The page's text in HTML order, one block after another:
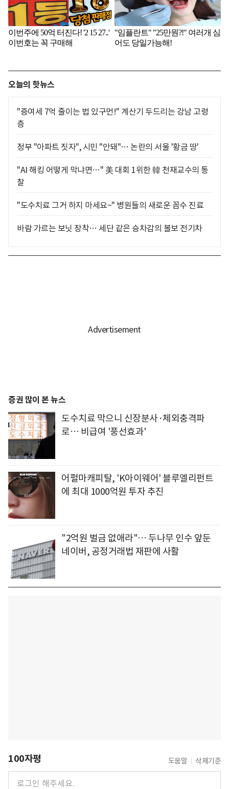
오늘의 핫뉴스
"증여세 7억 줄이는 법 있구먼!" 계산기 두드리는 강남 고령
층
정부 "아파트 짓자", 시민 "안돼"… 논란의 서울 '황금 땅'
"AI 해킹 어떻게 막냐면…" 美 대회 1위한 韓 천재교수의 통
찰
"도수치료 그거 하지 마세요~" 병원들의 새로운 꼼수 진료
바람 가르는 보닛 장착… 세단 같은 승차감의 볼보 전기차
증권 많이 본 뉴스
도수치료 막으니 신장분사·체외충격파
로… 비급여 '풍선효과'
어펄마캐피탈, 'K아이웨어' 블루엘리펀트
에 최대 1000억원 투자 추진
"2억원 벌금 없애라"… 두나무 인수 앞둔
네이버, 공정거래법 재판에 사활
100자평 도움말 삭제기준